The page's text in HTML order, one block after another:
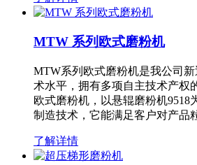
MTW 系列欧式磨粉机
MTW系列欧式磨粉机是我公司
术水平，拥有多项自主技术产权
欧式磨粉机，以悬辊磨粉机9518
制造技术，它能满足客户对产品
了解详情